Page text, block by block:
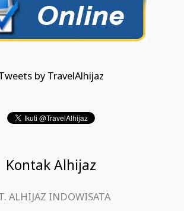
by TravelAlhijaz
Kontak Alhijaz
ALHIJAZ INDOWISATA